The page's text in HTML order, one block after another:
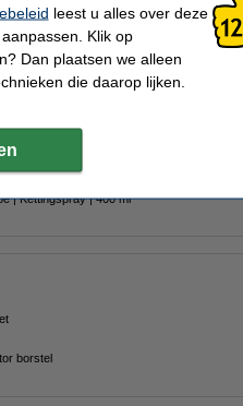
Schud de spuitbus goed en breng de
goed drogen voordat u weer gaat
Inhoud:
400 ml
| Kettingspray | 400 ml
borstel
leest u alles over deze
Klik op
Dan plaatsen we alleen
die daarop lijken.